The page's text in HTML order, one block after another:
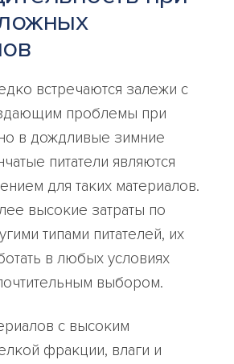
встречаются залежи с
проблемы при
в дождливые зимние
питатели являются
для таких материалов.
высокие затраты по
типами питателей, их
в любых условиях
выбором.
с высоким
фракции, влаги и